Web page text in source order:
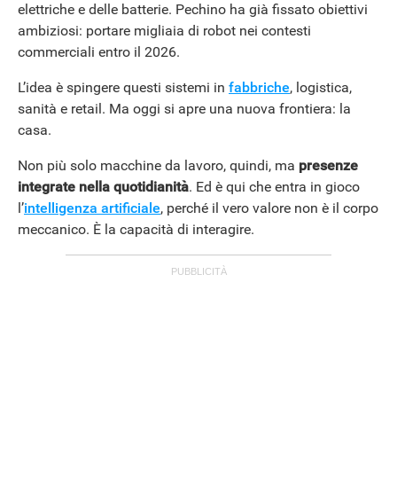
elettriche e delle batterie. Pechino ha già fissato obiettivi
ambiziosi: portare migliaia di robot nei contesti
commerciali entro il 2026.
L’idea è spingere questi sistemi in fabbriche, logistica,
sanità e retail. Ma oggi si apre una nuova frontiera: la
casa.
Non più solo macchine da lavoro, quindi, ma presenze
integrate nella quotidianità. Ed è qui che entra in gioco
l’intelligenza artificiale, perché il vero valore non è il corpo
meccanico. È la capacità di interagire.